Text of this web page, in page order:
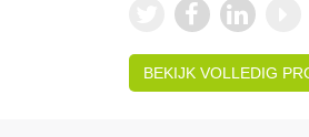
BEKIJK VOLLEDIG